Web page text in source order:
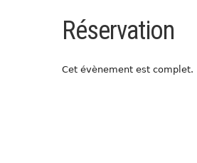
Réservation
Cet évènement est complet.